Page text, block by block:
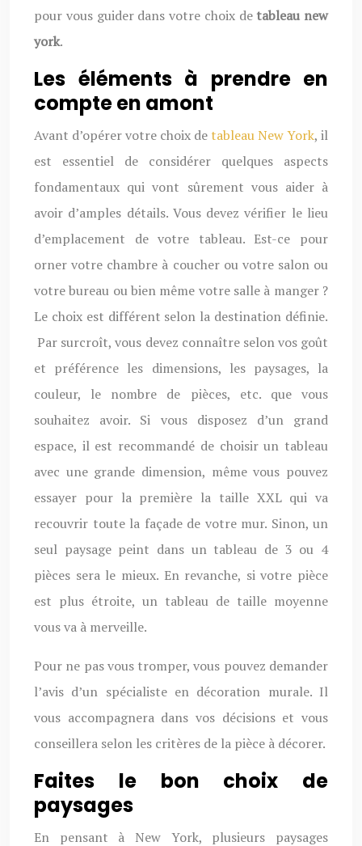
pour vous guider dans votre choix detableau new
york.
Les éléments à prendre en
compte en amont
Avant d’opérer votre choix detableau New York, il
est essentiel de considérer quelques aspects
fondamentaux qui vont sûrement vous aider à
avoir d’amples détails. Vous devez vérifier le lieu
d’emplacement de votre tableau. Est-ce pour
orner votre chambre à coucher ou votre salon ou
votre bureau ou bien même votre salle à manger ?
Le choix est différent selon la destination définie.
Par surcroît, vous devez connaître selon vos goût
et préférence les dimensions, les paysages, la
couleur, le nombre de pièces, etc. que vous
souhaitez avoir. Si vous disposez d’un grand
espace, il est recommandé de choisir un tableau
avec une grande dimension, même vous pouvez
essayer pour la première la taille XXL qui va
recouvrir toute la façade de votre mur. Sinon, un
seul paysage peint dans un tableau de 3 ou 4
pièces sera le mieux. En revanche, si votre pièce
est plus étroite, un tableau de taille moyenne
vous va à merveille.
Pour ne pas vous tromper, vous pouvez demander
l’avis d’un spécialiste en décoration murale. Il
vous accompagnera dans vos décisions et vous
conseillera selon les critères de la pièce à décorer.
Faites le bon choix de
paysages
En pensant à New York, plusieurs paysages